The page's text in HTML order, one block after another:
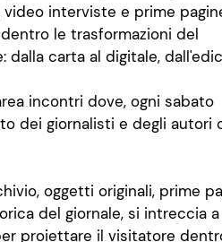
interviste e prime
le trasformazioni del
dalla carta al digitale,
incontri dove, ogni sabato
dei giornalisti e degli autori
oggetti originali, prime
del giornale, si intreccia a
proiettare il visitatore